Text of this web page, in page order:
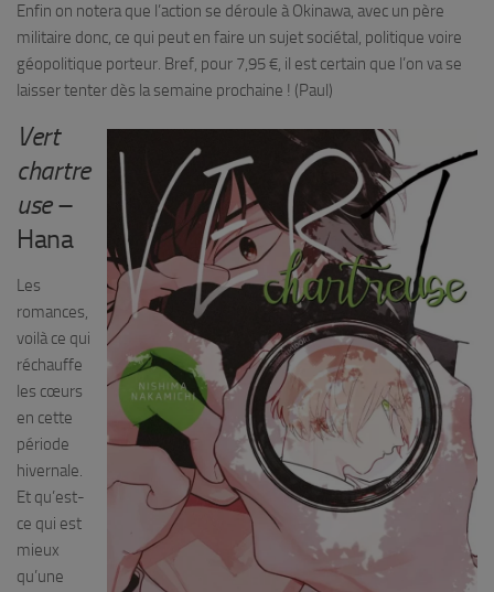
Enfin on notera que l’action se déroule à Okinawa, avec un père
militaire donc, ce qui peut en faire un sujet sociétal, politique voire
géopolitique porteur. Bref, pour 7,95 €, il est certain que l’on va se
laisser tenter dès la semaine prochaine ! (Paul)
Vert
chartre
use–
Hana
Les
romances,
voilà ce qui
réchauffe
les cœurs
en cette
période
hivernale.
Et qu’est-
ce qui est
mieux
qu’une